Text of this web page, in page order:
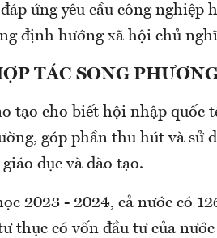
ứng yêu cầu công
định hướng xã hội chủ
TÁC SONG
tạo cho biết hội nhập quốc
góp phần thu hút và sử
dục và đào tạo.
2023 - 2024, cả nước có
thục có vốn đầu tư của